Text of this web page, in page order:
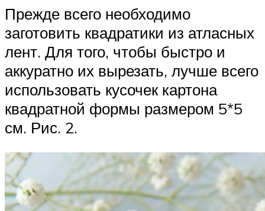
Прежде всего необходимо
заготовить квадратики из атласных
лент. Для того, чтобы быстро и
аккуратно их вырезать, лучше всего
использовать кусочек картона
квадратной формы размером 5*5
см. Рис. 2.